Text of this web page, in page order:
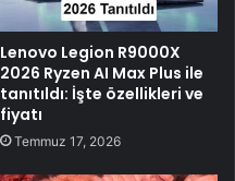
Lenovo Legion R9000X
2026 Ryzen AI Max Plus ile
tanıtıldı: İşte özellikleri ve
fiyatı
Temmuz 17, 2026